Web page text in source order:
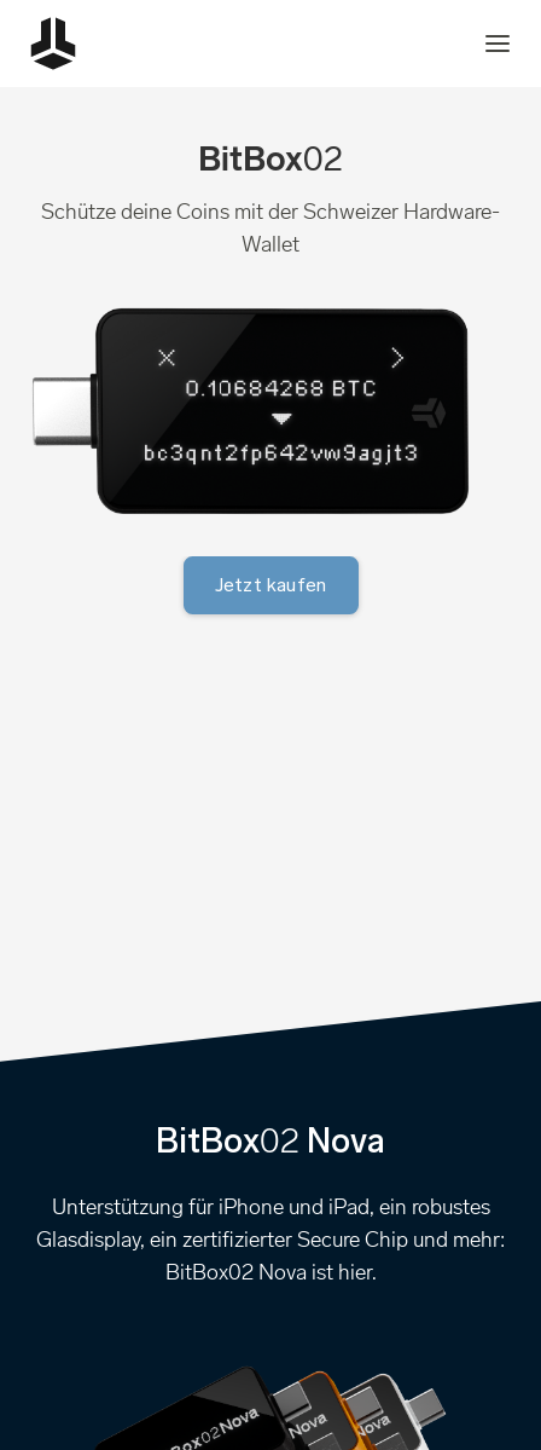
BitBox02
Schütze deine Coins mit der Schweizer Hardware-
Wallet
Jetzt kaufen
BitBox02 Nova
Unterstützung für iPhone und iPad, ein robustes
Glasdisplay, ein zertifizierter Secure Chip und mehr:
BitBox02 Nova ist hier.